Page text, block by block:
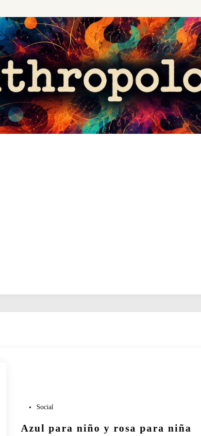
b
Social
Azul para niño y rosa para niña